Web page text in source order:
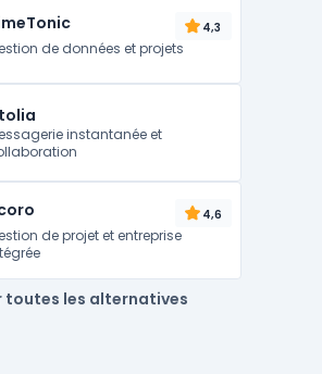
4,3
de données et projets
instantanée et
4,6
de projet et entreprise
toutes les alternatives